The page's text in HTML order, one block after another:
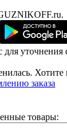
уточнения
Хотите
заказа
товары: